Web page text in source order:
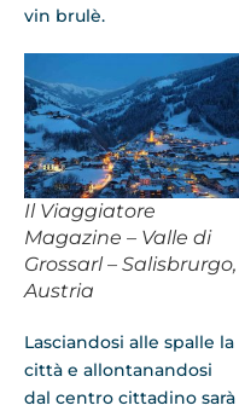
vin brulè.
Il Viaggiatore
Magazine – Valle di
Grossarl – Salisbrurgo,
Austria
Lasciandosi alle spalle la
città e allontanandosi
dal centro cittadino sarà